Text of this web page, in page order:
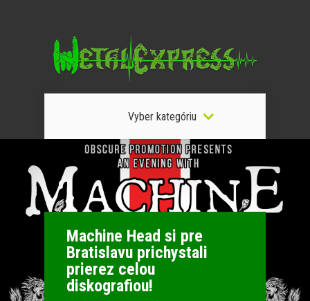
Vyber kategóriu
Machine Head si pre
Bratislavu prichystali
prierez celou
diskografiou!